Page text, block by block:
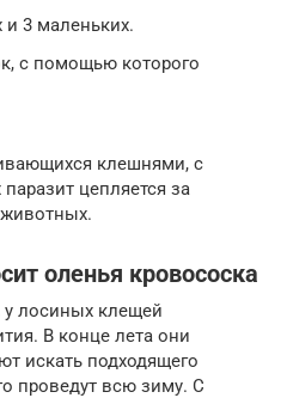
и 3 маленьких.
с помощью которого
клешнями, с
цепляется за
оленья кровососка
у лосиных клещей
В конце лета они
искать подходящего
проведут всю зиму. С